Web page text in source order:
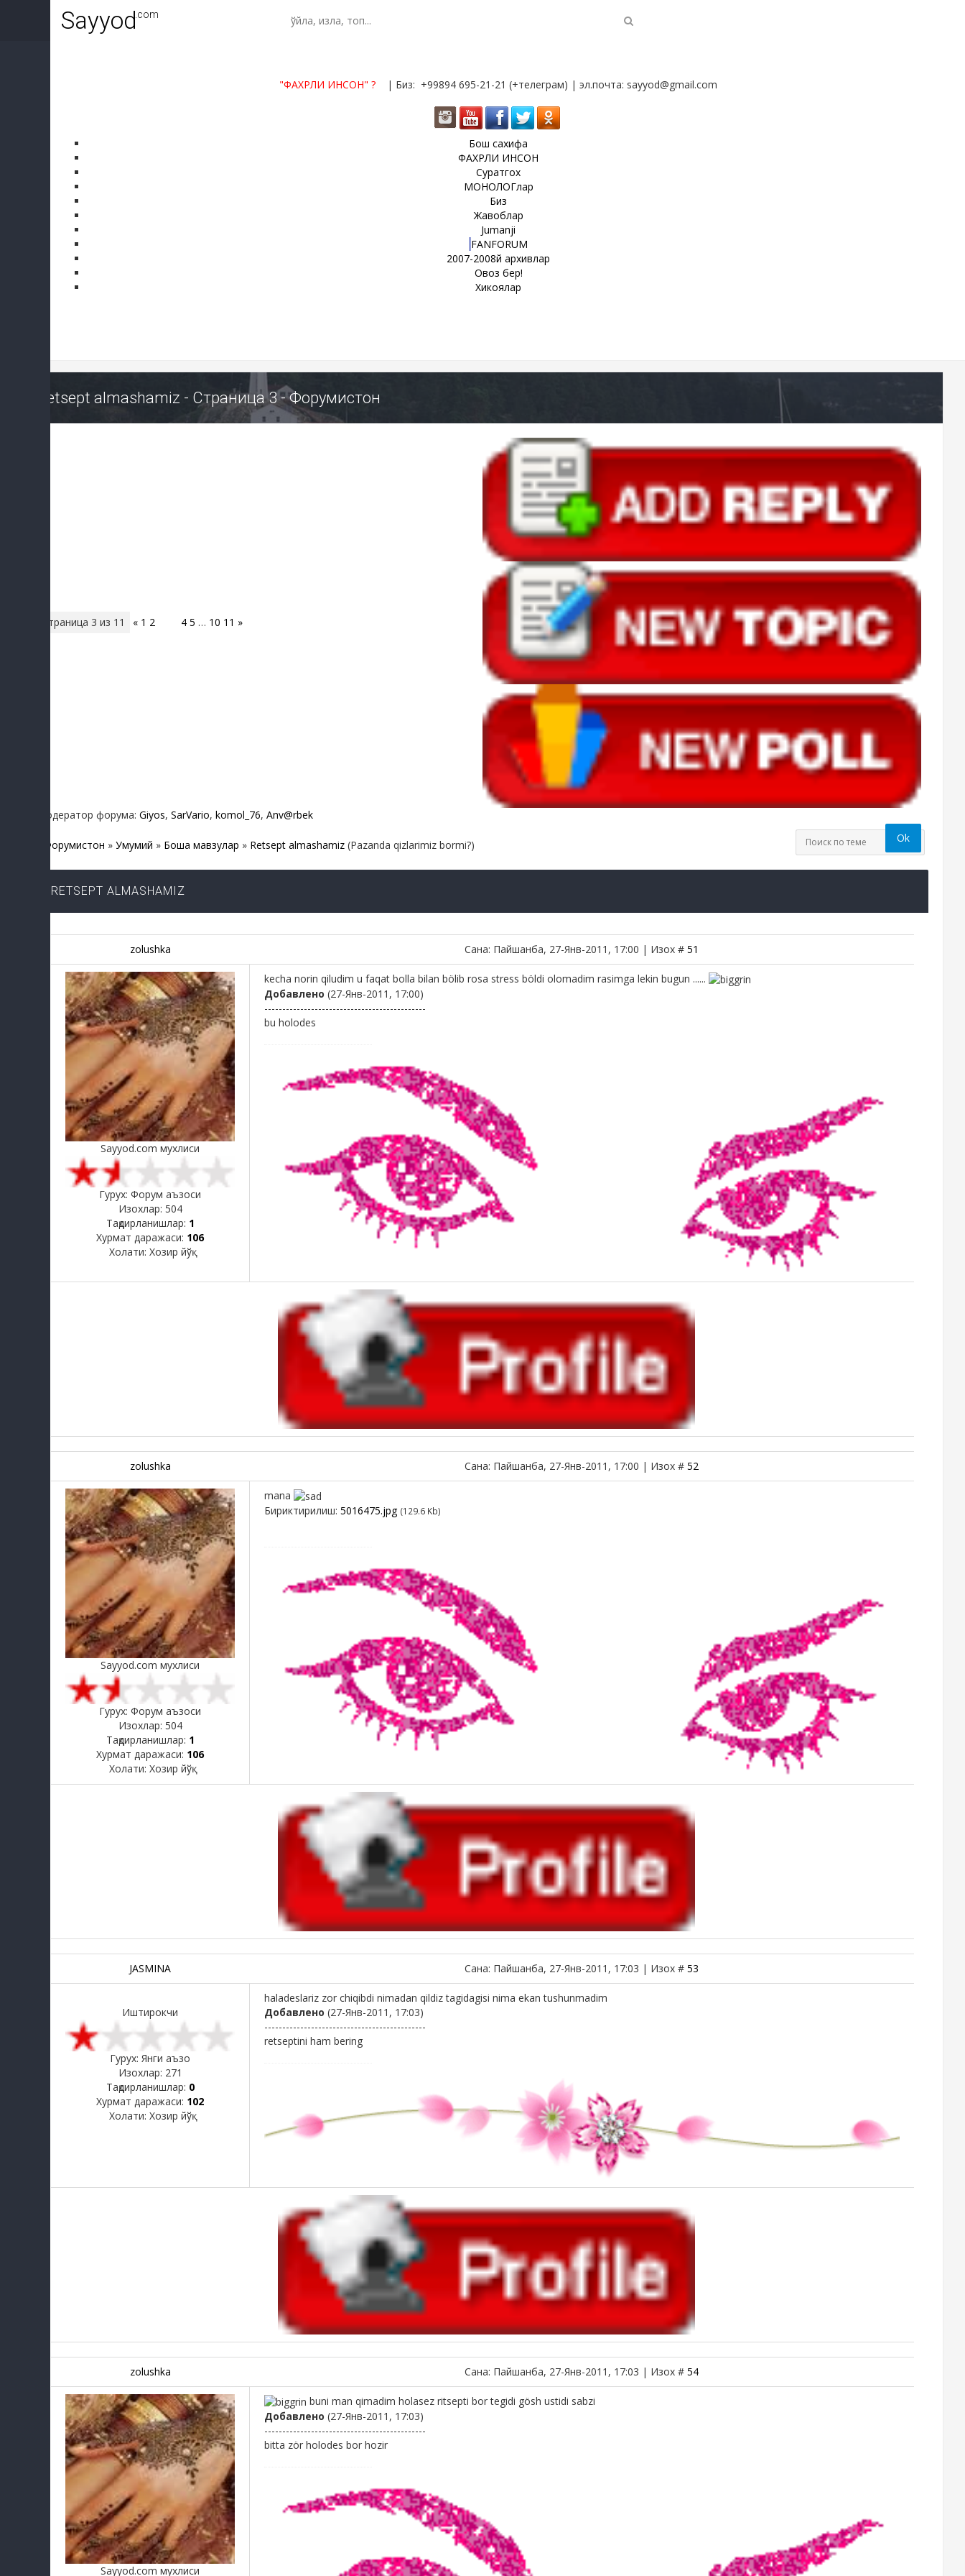
Sayyod.com
"ФАХРЛИ ИНСОН"? | Биз: +99894 695-21-21 (+телеграм) | эл.почта: sayyod@gmail.com
Бош сахифа
ФАХРЛИ ИНСОН
Суратгох
МОНОЛОГлар
Биз
Жавоблар
Jumanji
FANFORUM
2007-2008й архивлар
Овоз бер!
Хикоялар
Retsept almashamiz - Страница 3 - Форумистон
Страница 3 из 11 « 1 2 4 5 … 10 11 »
Модератор форума: Giyos, SarVario, komol_76, Anv@rbek
Форумистон » Умумий » Бошқа мавзулар » Retsept almashamiz (Pazanda qizlarimiz bormi?)
RETSEPT ALMASHAMIZ
zolushka Сана: Пайшанба, 27-Янв-2011, 17:00 | Изох # 51
Sayyod.com мухлиси
Гурух: Форум аъзоси
Изохлар: 504
Тақдирланишлар: 1
Хурмат даражаси: 106
Холати: Хозир йўқ
kecha norin qiludim u faqat bolla bilan bölib rosa stress böldi olomadim rasimga lekin bugun ......
Добавлено (27-Янв-2011, 17:00)
---------------------------------------------
bu holodes
zolushka Сана: Пайшанба, 27-Янв-2011, 17:00 | Изох # 52
Sayyod.com мухлиси
Гурух: Форум аъзоси
Изохлар: 504
Тақдирланишлар: 1
Хурмат даражаси: 106
Холати: Хозир йўқ
mana
Бириктирилиш: 5016475.jpg (129.6 Kb)
JASMINA Сана: Пайшанба, 27-Янв-2011, 17:03 | Изох # 53
Иштирокчи
Гурух: Янги аъзо
Изохлар: 271
Тақдирланишлар: 0
Хурмат даражаси: 102
Холати: Хозир йўқ
haladeslariz zor chiqibdi nimadan qildiz tagidagisi nima ekan tushunmadim
Добавлено (27-Янв-2011, 17:03)
---------------------------------------------
retseptini ham bering
zolushka Сана: Пайшанба, 27-Янв-2011, 17:03 | Изох # 54
Sayyod.com мухлиси
buni man qimadim holasez ritsepti bor tegidi gösh ustidi sabzi
Добавлено (27-Янв-2011, 17:03)
---------------------------------------------
bitta zör holodes bor hozir